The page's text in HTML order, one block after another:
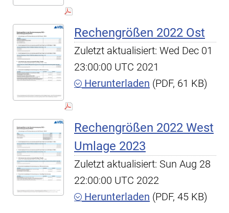
Rechengrößen 2022 Ost
Zuletzt aktualisiert: Wed Dec 01
23:00:00 UTC 2021
Herunterladen (PDF, 61 KB)
Rechengrößen 2022 West
Umlage 2023
Zuletzt aktualisiert: Sun Aug 28
22:00:00 UTC 2022
Herunterladen (PDF, 45 KB)